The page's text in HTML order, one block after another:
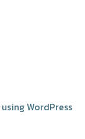
WordPress